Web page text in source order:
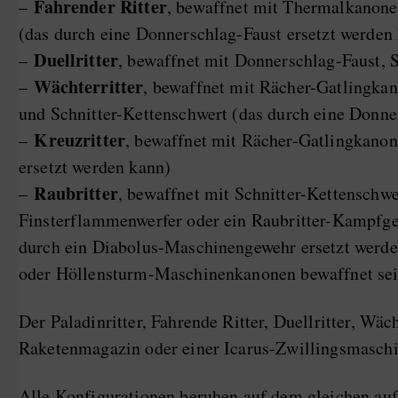
– Fahrender Ritter, bewaffnet mit
(das durch eine Donnerschlag-Faust ersetzt werden
– Duellritter, bewaffnet mit Donnerschlag-Faust,
– Wächterritter, bewaffnet mit Rächer-
und Schnitter-Kettenschwert (das durch eine
– Kreuzritter, bewaffnet mit Rächer-
ersetzt werden kann)
– Raubritter, bewaffnet mit Schnitter-
Finsterflammenwerfer oder ein Raubritter-
durch ein Diabolus-Maschinengewehr ersetzt
oder Höllensturm-Maschinenkanonen bewaffnet
Der Paladinritter, Fahrende Ritter, Duellritter,
Raketenmagazin oder einer Icarus-